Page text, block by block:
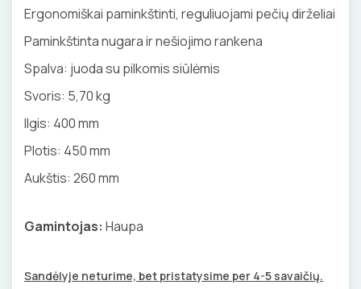
ŽAIBOSAUGA IR ĮŽEMINIMAS
GULSČIUKAI
ETIKEČIŲ SPAUSDINTUVAI
PJOVIMO ĮRANKIAI
KALIMO ĮRANKIAI
LITAVIMO, KLIJAVIMO ĮRANKIAI
ELEKTRINIAI ĮRANKIAI
ŽYMEKLIAI
Ergonomiškai paminkštinti, reguliuojami pečių dirželiai
Paminkštinta nugara ir nešiojimo rankena
Spalva: juoda su pilkomis siūlėmis
Svoris: 5,70 kg
Ilgis: 400 mm
Plotis: 450 mm
Aukštis: 260 mm
Gamintojas: Haupa
Sandėlyje neturime, bet pristatysime per 4-5 savaičių.